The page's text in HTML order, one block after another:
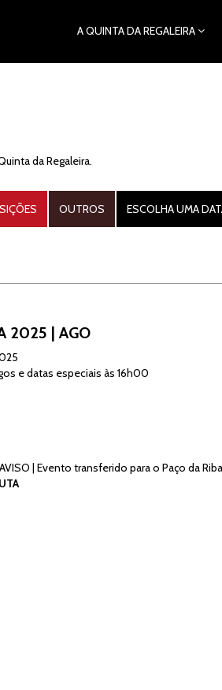
A QUINTA DA REGALEIRA
da Regaleira.
OUTROS ESCOLHA UMA
2025 | AGO
e datas especiais às 16h00
| Evento transferido para o Paço da